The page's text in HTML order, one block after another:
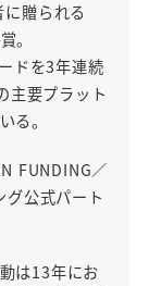
贈られる
。
ドを3年連続
主要プラット
る。
FUNDING／
公式パート
は13年にお